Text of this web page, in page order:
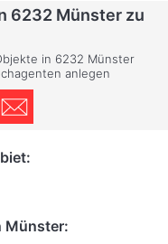
6232 Münster zu
in 6232 Münster
anlegen
Münster: